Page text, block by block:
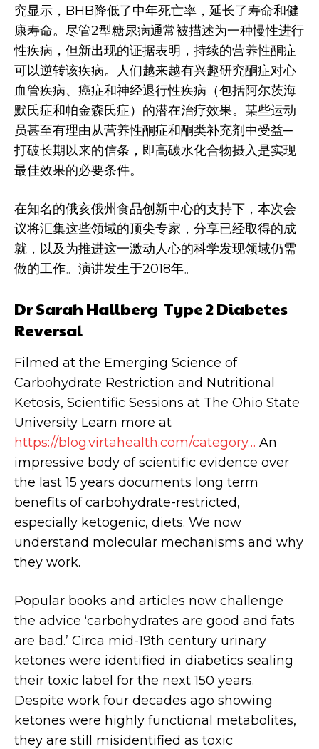
究显示，BHB降低了中年死亡率，延长了寿命和健
康寿命。尽管2型糖尿病通常被描述为一种慢性进行
性疾病，但新出现的证据表明，持续的营养性酮症
可以逆转该疾病。人们越来越有兴趣研究酮症对心
血管疾病、癌症和神经退行性疾病（包括阿尔茨海
默氏症和帕金森氏症）的潜在治疗效果。某些运动
员甚至有理由从营养性酮症和酮类补充剂中受益─
打破长期以来的信条，即高碳水化合物摄入是实现
最佳效果的必要条件。
在知名的俄亥俄州食品创新中心的支持下，本次会
议将汇集这些领域的顶尖专家，分享已经取得的成
就，以及为推进这一激动人心的科学发现领域仍需
做的工作。演讲发生于2018年。
Dr Sarah Hallberg Type 2 Diabetes
Reversal
Filmed at the Emerging Science of
Carbohydrate Restriction and Nutritional
Ketosis, Scientific Sessions at The Ohio State
University Learn more at
https://blog.virtahealth.com/category… An
impressive body of scientific evidence over
the last 15 years documents long term
benefits of carbohydrate-restricted,
especially ketogenic, diets. We now
understand molecular mechanisms and why
they work.
Popular books and articles now challenge
the advice ‘carbohydrates are good and fats
are bad.’ Circa mid-19th century urinary
ketones were identified in diabetics sealing
their toxic label for the next 150 years.
Despite work four decades ago showing
ketones were highly functional metabolites,
they are still misidentified as toxic